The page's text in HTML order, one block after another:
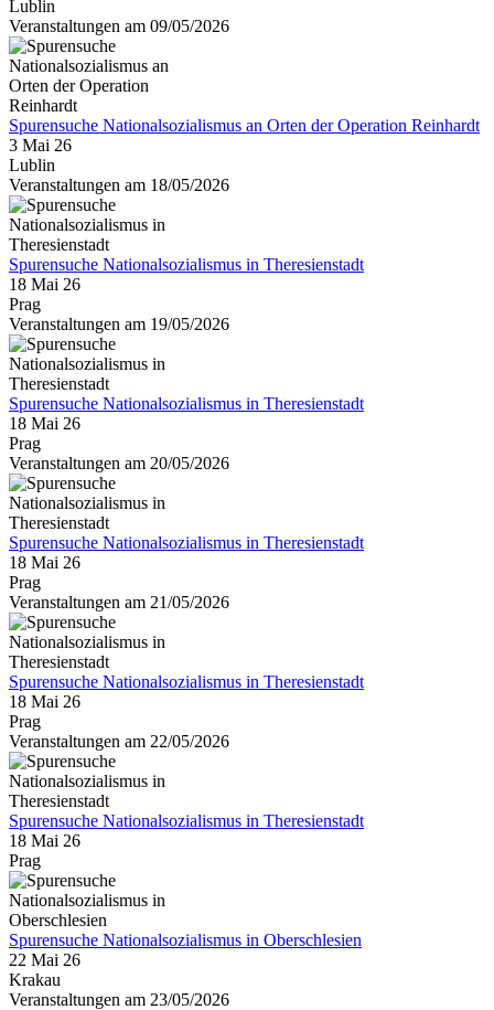
Lublin
Veranstaltungen am 09/05/2026
Spurensuche Nationalsozialismus an Orten der Operation Reinhardt
3 Mai 26
Lublin
Veranstaltungen am 18/05/2026
Spurensuche Nationalsozialismus in Theresienstadt
18 Mai 26
Prag
Veranstaltungen am 19/05/2026
Spurensuche Nationalsozialismus in Theresienstadt
18 Mai 26
Prag
Veranstaltungen am 20/05/2026
Spurensuche Nationalsozialismus in Theresienstadt
18 Mai 26
Prag
Veranstaltungen am 21/05/2026
Spurensuche Nationalsozialismus in Theresienstadt
18 Mai 26
Prag
Veranstaltungen am 22/05/2026
Spurensuche Nationalsozialismus in Theresienstadt
18 Mai 26
Prag
Spurensuche Nationalsozialismus in Oberschlesien
22 Mai 26
Krakau
Veranstaltungen am 23/05/2026